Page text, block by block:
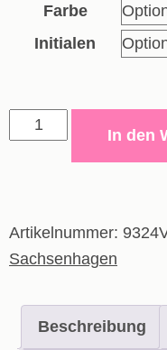
Farbe
Initialen
Polyesterjacke
Iconic
Menge
In den
Artikelnummer:
Sachsenhagen
Beschreibung